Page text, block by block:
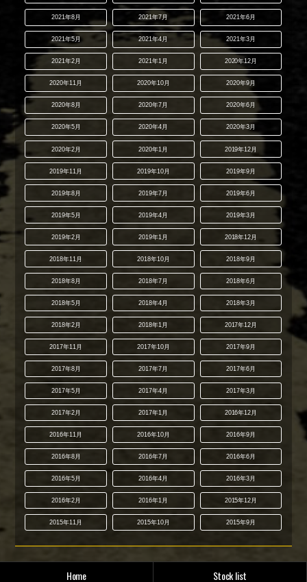
2021年8月 2021年7月 2021年6月
2021年5月 2021年4月 2021年3月
2021年2月 2021年1月 2020年12月
2020年11月 2020年10月 2020年9月
2020年8月 2020年7月 2020年6月
2020年5月 2020年4月 2020年3月
2020年2月 2020年1月 2019年12月
2019年11月 2019年10月 2019年9月
2019年8月 2019年7月 2019年6月
2019年5月 2019年4月 2019年3月
2019年2月 2019年1月 2018年12月
2018年11月 2018年10月 2018年9月
2018年8月 2018年7月 2018年6月
2018年5月 2018年4月 2018年3月
2018年2月 2018年1月 2017年12月
2017年11月 2017年10月 2017年9月
2017年8月 2017年7月 2017年6月
2017年5月 2017年4月 2017年3月
2017年2月 2017年1月 2016年12月
2016年11月 2016年10月 2016年9月
2016年8月 2016年7月 2016年6月
2016年5月 2016年4月 2016年3月
2016年2月 2016年1月 2015年12月
2015年11月 2015年10月 2015年9月
Home Stock list